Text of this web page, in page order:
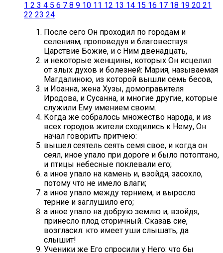
1 2 3 4 5 6 7 8 9 10 11 12 13 14 15 16 17 18 19 20 21
22 23 24
После сего Он проходил по городам и
селениям, проповедуя и благовествуя
Царствие Божие, и с Ним двенадцать,
и некоторые женщины, которых Он исцелил
от злых духов и болезней: Мария, называемая
Магдалиною, из которой вышли семь бесов,
и Иоанна, жена Хузы, домоправителя
Иродова, и Сусанна, и многие другие, которые
служили Ему имением своим.
Когда же собралось множество народа, и из
всех городов жители сходились к Нему, Он
начал говорить притчею:
вышел сеятель сеять семя свое, и когда он
сеял, иное упало при дороге и было потоптано,
и птицы небесные поклевали его;
а иное упало на камень и, взойдя, засохло,
потому что не имело влаги;
а иное упало между тернием, и выросло
терние и заглушило его;
а иное упало на добрую землю и, взойдя,
принесло плод сторичный. Сказав сие,
возгласил: кто имеет уши слышать, да
слышит!
Ученики же Его спросили у Него: что бы